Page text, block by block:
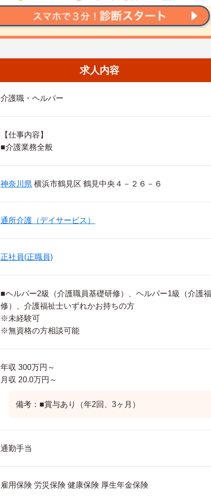
求人内容
介護職・ヘルパー
【仕事内容】
■介護業務全般
神奈川県 横浜市鶴見区 鶴見中央４－２６－６
通所介護（デイサービス）
正社員(正職員)
■ヘルパー2級（介護職員基礎研修）、ヘルパー1級（介護
修）、介護福祉士いずれかお持ちの方
※未経験可
※無資格の方相談可能
年収 300万円～
月収 20.0万円～
備考：■賞与あり（年2回、3ヶ月）
通勤手当
雇用保険 労災保険 健康保険 厚生年金保険